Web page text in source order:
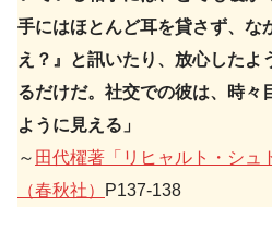
手にはほとんど耳を貸さず、な
え？』と訊いたり、放心したよ
るだけだ。社交での彼は、時々
ように見える」
～ 田代櫂著「リヒャルト・シュ
（春秋社）
P137-138